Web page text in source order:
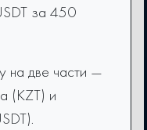
за 450
на две части —
(KZT) и